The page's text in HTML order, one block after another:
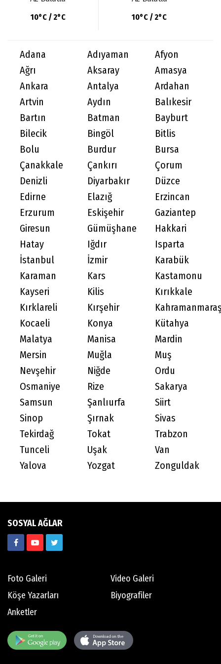
10°C / 2°C 10°C / 2°C
Adana Adıyaman
Afyon
Ağrı
Aksaray
Amasya
Ankara
Antalya
Ardahan
Artvin
Aydın
Balıkesir
Bartın
Batman
Bayburt
Bilecik
Bingöl
Bitlis
Bolu
Burdur
Bursa
Çanakkale
Çankırı
Çorum
Denizli
Diyarbakır
Düzce
Edirne
Elazığ
Erzincan
Erzurum
Eskişehir
Gaziantep
Giresun
Gümüşhane
Hakkari
Hatay
Iğdır
Isparta
İstanbul
İzmir
Karabük
Karaman
Kars
Kastamonu
Kayseri
Kilis
Kırıkkale
Kırklareli
Kırşehir
Kocaeli
Konya
Kütahya
Malatya
Manisa
Mardin
Mersin
Muğla
Muş
Nevşehir
Niğde
Ordu
Osmaniye
Rize
Sakarya
Samsun
Şanlıurfa
Siirt
Sinop
Şırnak
Sivas
Tekirdağ
Tokat
Trabzon
Tunceli
Uşak
Van
Yalova
Yozgat Zonguldak
SOSYAL AĞLAR
Foto Galeri
Video Galeri
Köşe Yazarları
Biyografiler
Anketler